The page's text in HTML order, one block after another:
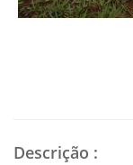
Descrição :